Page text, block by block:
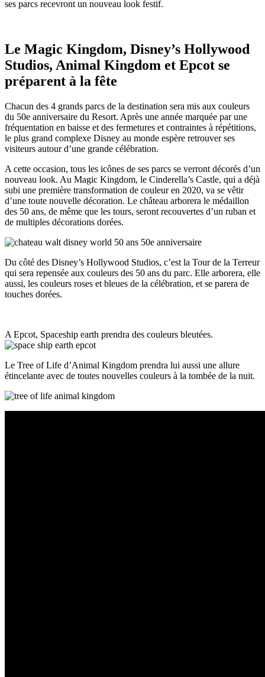
ses parcs recevront un nouveau look festif.
Le Magic Kingdom, Disney’s Hollywood
Studios, Animal Kingdom et Epcot se
préparent à la fête
Chacun des 4 grands parcs de la destination sera mis aux couleurs
du 50e anniversaire du Resort. Après une année marquée par une
fréquentation en baisse et des fermetures et contraintes à répétitions,
le plus grand complexe Disney au monde espère retrouver ses
visiteurs autour d’une grande célébration.
A cette occasion, tous les icônes de ses parcs se verront décorés d’un
nouveau look. Au Magic Kingdom, le Cinderella’s Castle, qui a déjà
subi une première transformation de couleur en 2020, va se vêtir
d’une toute nouvelle décoration. Le château arborera le médaillon
des 50 ans, de même que les tours, seront recouvertes d’un ruban et
de multiples décorations dorées.
Du côté des Disney’s Hollywood Studios, c’est la Tour de la Terreur
qui sera repensée aux couleurs des 50 ans du parc. Elle arborera, elle
aussi, les couleurs roses et bleues de la célébration, et se parera de
touches dorées.
A Epcot, Spaceship earth prendra des couleurs bleutées.
Le Tree of Life d’Animal Kingdom prendra lui aussi une allure
étincelante avec de toutes nouvelles couleurs à la tombée de la nuit.